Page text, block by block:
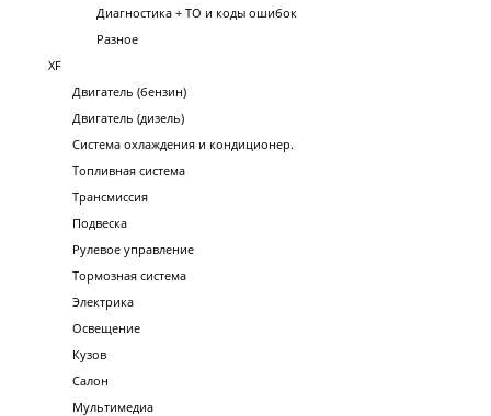
Диагностика + ТО и коды ошибок
Разное
XF
Двигатель (бензин)
Двигатель (дизель)
Система охлаждения и кондиционер.
Топливная система
Трансмиссия
Подвеска
Рулевое управление
Тормозная система
Электрика
Освещение
Кузов
Салон
Мультимедиа